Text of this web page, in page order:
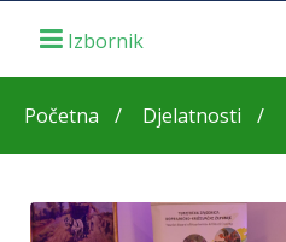
Početna Djelatnosti